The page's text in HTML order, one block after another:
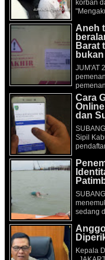
korban
Aneh
Barat
JUM'AT
Cara
dan
Sipil
sedang
Kepala